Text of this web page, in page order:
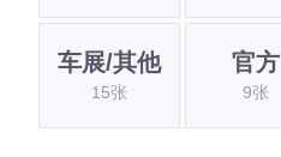
车展/其他
15张
官方
9张